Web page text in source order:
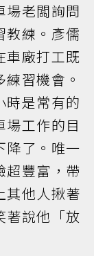
場老闆詢問
教練。彥儒
車廠打工既
習機會。
時是常有的
工作的目
降了。唯一
超豐富，帶
其他人揪著
著說他「放